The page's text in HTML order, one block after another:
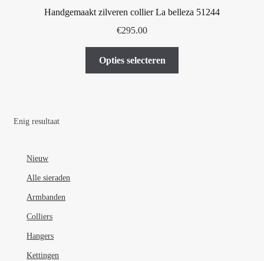
Handgemaakt zilveren collier La belleza 51244
€295.00
Opties selecteren
Enig resultaat
Nieuw
Alle sieraden
Armbanden
Colliers
Hangers
Kettingen